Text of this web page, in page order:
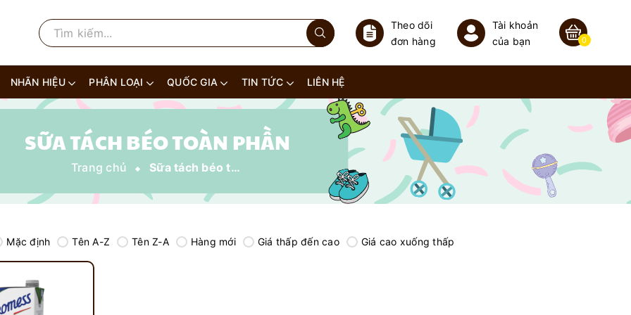
Theo dõi
đơn hàng
Tài khoản
của bạn
0
NHÃN HIỆU PHÂN LOẠI QUỐC GIA TIN TỨC LIÊN HỆ
SỮA TÁCH BÉO TOÀN PHẦN
Trang chủ Sữa tách béo toàn phần
Mặc định Tên A-Z Tên Z-A Hàng mới Giá thấp đến cao Giá cao xuống thấp